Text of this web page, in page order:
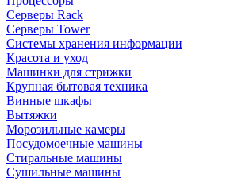
Серверы Rack
Серверы Tower
Системы хранения информации
Красота и уход
Машинки для стрижки
Крупная бытовая техника
Винные шкафы
Вытяжки
Морозильные камеры
Посудомоечные машины
Стиральные машины
Сушильные машины